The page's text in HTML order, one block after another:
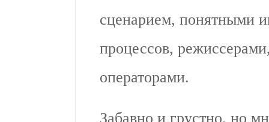
сценарием, понятными
процессов,
операторами.
Забавно и грустно, но